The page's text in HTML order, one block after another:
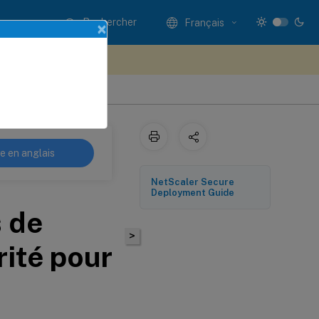
Rechercher Français
en anglais
de
pour
>
NetScaler Secure
Deployment Guide
×